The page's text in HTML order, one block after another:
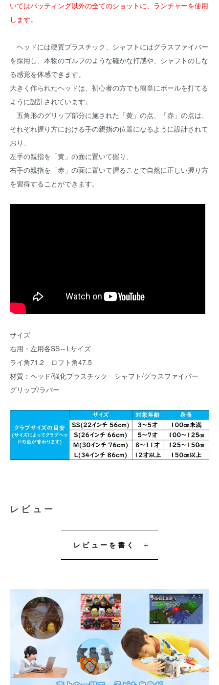
いてはパッティング以外の全てのショットに、ランチャーを使用
します。
ヘッドには硬質プラスチック、シャフトにはグラスファイバー
を採用し、本物のゴルフのような確かな打感や、シャフトのしな
る感覚を体感できます。
大きく作られたヘッドは、初心者の方でも簡単にボールを打てる
ように設計されています。
五角形のグリップ部分に施された「黄」の点、「赤」の点は、
それぞれ握り方における手の親指の位置になるように設計されて
おり、
左手の親指を「黄」の面に置いて握り、
右手の親指を「赤」の面に置いて握ることで自然に正しい握り方
を習得することができます。
サイズ
右用・左用各SS～Lサイズ
ライ角71.2 ロフト角47.5
材質：ヘッド/強化プラスチック シャフト/グラスファイバー
グリップ/ラバー
レビュー
レビューを書く